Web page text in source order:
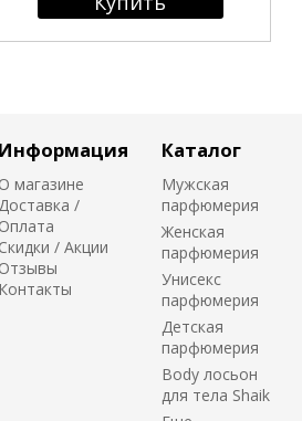
Информация
О магазине
Доставка /
Оплата
Скидки / Акции
Отзывы
Контакты
Каталог
Мужская
парфюмерия
Женская
парфюмерия
Унисекс
парфюмерия
Детская
парфюмерия
Body лосьон
для тела Shaik